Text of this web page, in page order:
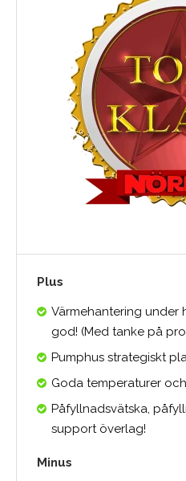
Plus
Värmehantering under
god! (Med tanke på
Pumphus strategiskt
Goda temperaturer
Påfyllnadsvätska,
support överlag!
Minus